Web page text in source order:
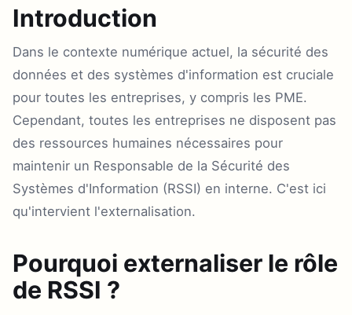
Introduction
Dans le contexte numérique actuel, la sécurité des
données et des systèmes d'information est cruciale
pour toutes les entreprises, y compris les PME.
Cependant, toutes les entreprises ne disposent pas
des ressources humaines nécessaires pour
maintenir un Responsable de la Sécurité des
Systèmes d'Information (RSSI) en interne. C'est ici
qu'intervient l'externalisation.
Pourquoi externaliser le rôle
de RSSI ?